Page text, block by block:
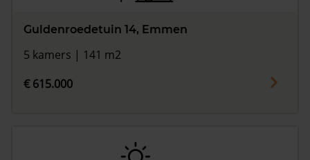
Guldenroedetuin 14, Emmen
5 kamers | 141 m2
€ 615.000